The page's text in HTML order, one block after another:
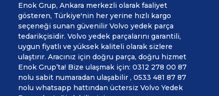
Enok Grup, Ankara merkezli olarak faaliyet
gösteren, Türkiye'nin her yerine hızlı kargo
seçeneği sunan güvenilir Volvo yedek parça
tedarikçisidir. Volvo yedek parçalarını garantili,
uygun fiyatlı ve yüksek kaliteli olarak sizlere
ulaştırır. Aracınız için doğru parça, doğru hizmet
Enok Grup’ta! Bize ulaşmak için: 0312 278 00 87
nolu sabit numaradan ulaşabilir , 0533 481 87 87
nolu whatsapp hattından üctersiz Volvo Yedek